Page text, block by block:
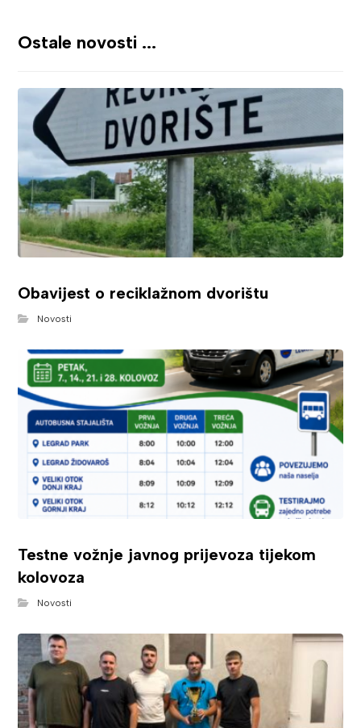
Ostale novosti ...
Obavijest o reciklažnom dvorištu
Novosti
Testne vožnje javnog prijevoza tijekom
kolovoza
Novosti